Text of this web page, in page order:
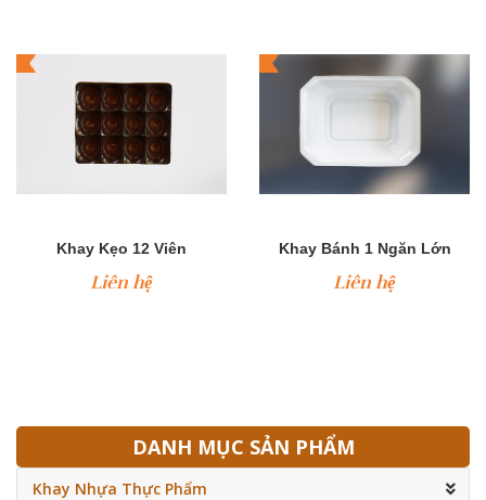
Khay Kẹo 12 Viên
Liên hệ
Khay Bánh 1 Ngăn Lớn
Liên hệ
DANH MỤC SẢN PHẨM
Khay Nhựa Thực Phẩm